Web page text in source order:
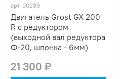
арт. 00239
Двигатель Grost GX 200
R с редуктором
(выходной вал редуктора
Ф-20, шпонка - 6мм)
21 300 ₽